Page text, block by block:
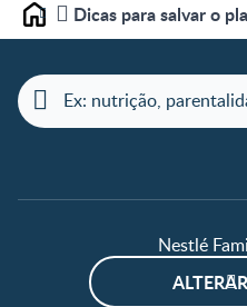
Home Dicas para salvar o
Nestlé